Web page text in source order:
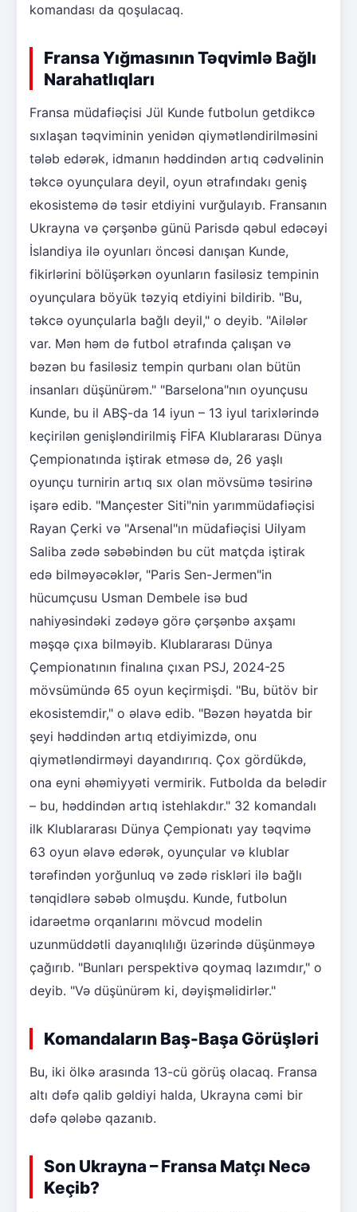
komandası da qoşulacaq.
Fransa Yığmasının Təqvimlə Bağlı
Narahatlıqları
Fransa müdafiəçisi Jül Kunde futbolun getdikcə
sıxlaşan təqviminin yenidən qiymətləndirilməsini
tələb edərək, idmanın həddindən artıq cədvəlinin
təkcə oyunçulara deyil, oyun ətrafındakı geniş
ekosistemə də təsir etdiyini vurğulayıb. Fransanın
Ukrayna və çərşənbə günü Parisdə qəbul edəcəyi
İslandiya ilə oyunları öncəsi danışan Kunde,
fikirlərini bölüşərkən oyunların fasiləsiz tempinin
oyunçulara böyük təzyiq etdiyini bildirib. "Bu,
təkcə oyunçularla bağlı deyil," o deyib. "Ailələr
var. Mən həm də futbol ətrafında çalışan və
bəzən bu fasiləsiz tempin qurbanı olan bütün
insanları düşünürəm." "Barselona"nın oyunçusu
Kunde, bu il ABŞ-da 14 iyun – 13 iyul tarixlərində
keçirilən genişləndirilmiş FİFA Klublararası Dünya
Çempionatında iştirak etməsə də, 26 yaşlı
oyunçu turnirin artıq sıx olan mövsümə təsirinə
işarə edib. "Mançester Siti"nin yarımmüdafiəçisi
Rayan Çerki və "Arsenal"ın müdafiəçisi Uilyam
Saliba zədə səbəbindən bu cüt matçda iştirak
edə bilməyəcəklər, "Paris Sen-Jermen"in
hücumçusu Usman Dembele isə bud
nahiyəsindəki zədəyə görə çərşənbə axşamı
məşqə çıxa bilməyib. Klublararası Dünya
Çempionatının finalına çıxan PSJ, 2024-25
mövsümündə 65 oyun keçirmişdi. "Bu, bütöv bir
ekosistemdir," o əlavə edib. "Bəzən həyatda bir
şeyi həddindən artıq etdiyimizdə, onu
qiymətləndirməyi dayandırırıq. Çox gördükdə,
ona eyni əhəmiyyəti vermirik. Futbolda da belədir
– bu, həddindən artıq istehlakdır." 32 komandalı
ilk Klublararası Dünya Çempionatı yay təqvimə
63 oyun əlavə edərək, oyunçular və klublar
tərəfindən yorğunluq və zədə riskləri ilə bağlı
tənqidlərə səbəb olmuşdu. Kunde, futbolun
idarəetmə orqanlarını mövcud modelin
uzunmüddətli dayanıqlılığı üzərində düşünməyə
çağırıb. "Bunları perspektivə qoymaq lazımdır," o
deyib. "Və düşünürəm ki, dəyişməlidirlər."
Komandaların Baş-Başa Görüşləri
Bu, iki ölkə arasında 13-cü görüş olacaq. Fransa
altı dəfə qalib gəldiyi halda, Ukrayna cəmi bir
dəfə qələbə qazanıb.
Son Ukrayna – Fransa Matçı Necə
Keçib?